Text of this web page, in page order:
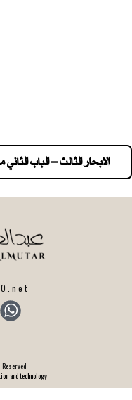
navigation
الابحار الثالث – الباب
and technology